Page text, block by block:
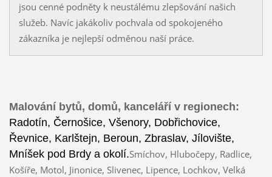
jsou cenné podněty k neustálému zlepšování našich
služeb. Navíc jakákoliv pochvala od spokojeného
zákazníka je nejlepší odměnou naší práce.
Malování bytů, domů, kanceláří v regionech:
Radotín, Černošice, Všenory, Dobřichovice,
Řevnice, Karlštejn, Beroun, Zbraslav, Jílovište,
Mníšek pod Brdy a okolí.Smíchov, Hlubočepy, Radlice,
Košíře, Motol, Jinonice, Slivenec, Lipence, Lochkov, Velká